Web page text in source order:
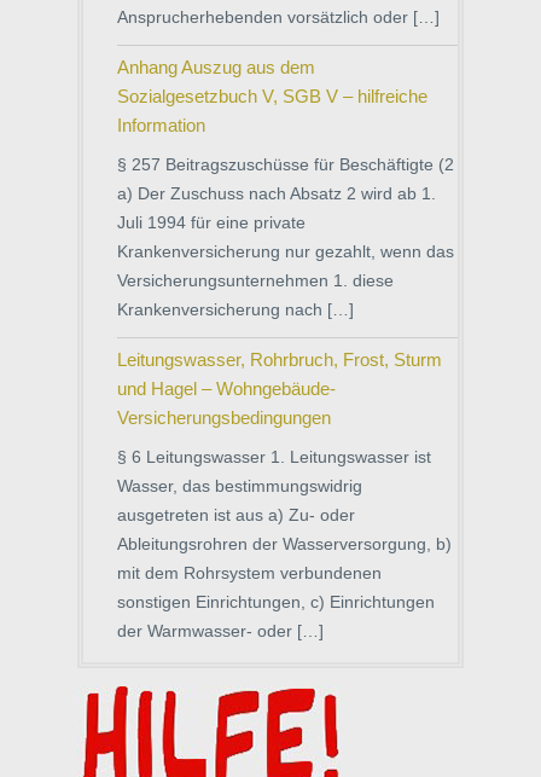
Ansprucherhebenden vorsätzlich oder […]
Anhang Auszug aus dem
Sozialgesetzbuch V, SGB V – hilfreiche
Information
§ 257 Beitragszuschüsse für Beschäftigte (2
a) Der Zuschuss nach Absatz 2 wird ab 1.
Juli 1994 für eine private
Krankenversicherung nur gezahlt, wenn das
Versicherungsunternehmen 1. diese
Krankenversicherung nach […]
Leitungswasser, Rohrbruch, Frost, Sturm
und Hagel – Wohngebäude-
Versicherungsbedingungen
§ 6 Leitungswasser 1. Leitungswasser ist
Wasser, das bestimmungswidrig
ausgetreten ist aus a) Zu- oder
Ableitungsrohren der Wasserversorgung, b)
mit dem Rohrsystem verbundenen
sonstigen Einrichtungen, c) Einrichtungen
der Warmwasser- oder […]